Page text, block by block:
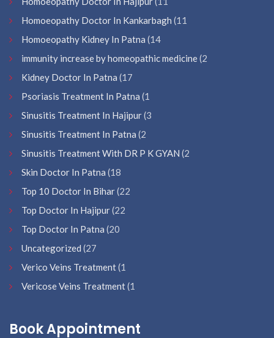
Homoeopathy Doctor In Kankarbagh (11
Homoeopathy Kidney In Patna (14
immunity increase by homeopathic medicine(2
Kidney Doctor In Patna (17
Psoriasis Treatment In Patna (1
Sinusitis Treatment In Hajipur(3
Sinusitis Treatment In Patna (2
Sinusitis Treatment With DR P K GYAN (2
Skin Doctor In Patna (18
Top 10 Doctor In Bihar(22
Top Doctor In Hajipur(22
Top Doctor In Patna (20
Uncategorized (27
Verico Veins Treatment(1
Vericose Veins Treatment(1
Book Appointment